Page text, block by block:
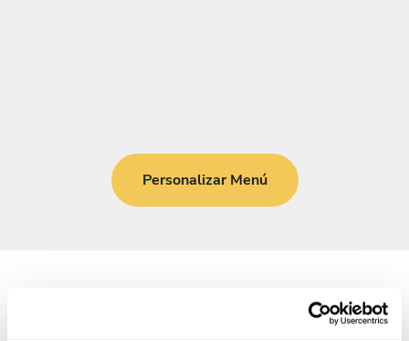
Personalizar Menú
Preguntas frecuentes